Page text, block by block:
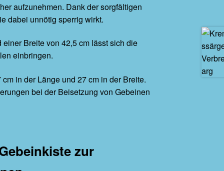
aufzunehmen. Dank der sorgfältigen
dabei unnötig sperrig wirkt.
Breite von 42,5 cm lässt sich die
einbringen.
in der Länge und 27 cm in der Breite.
bei der Beisetzung von Gebeinen
zur